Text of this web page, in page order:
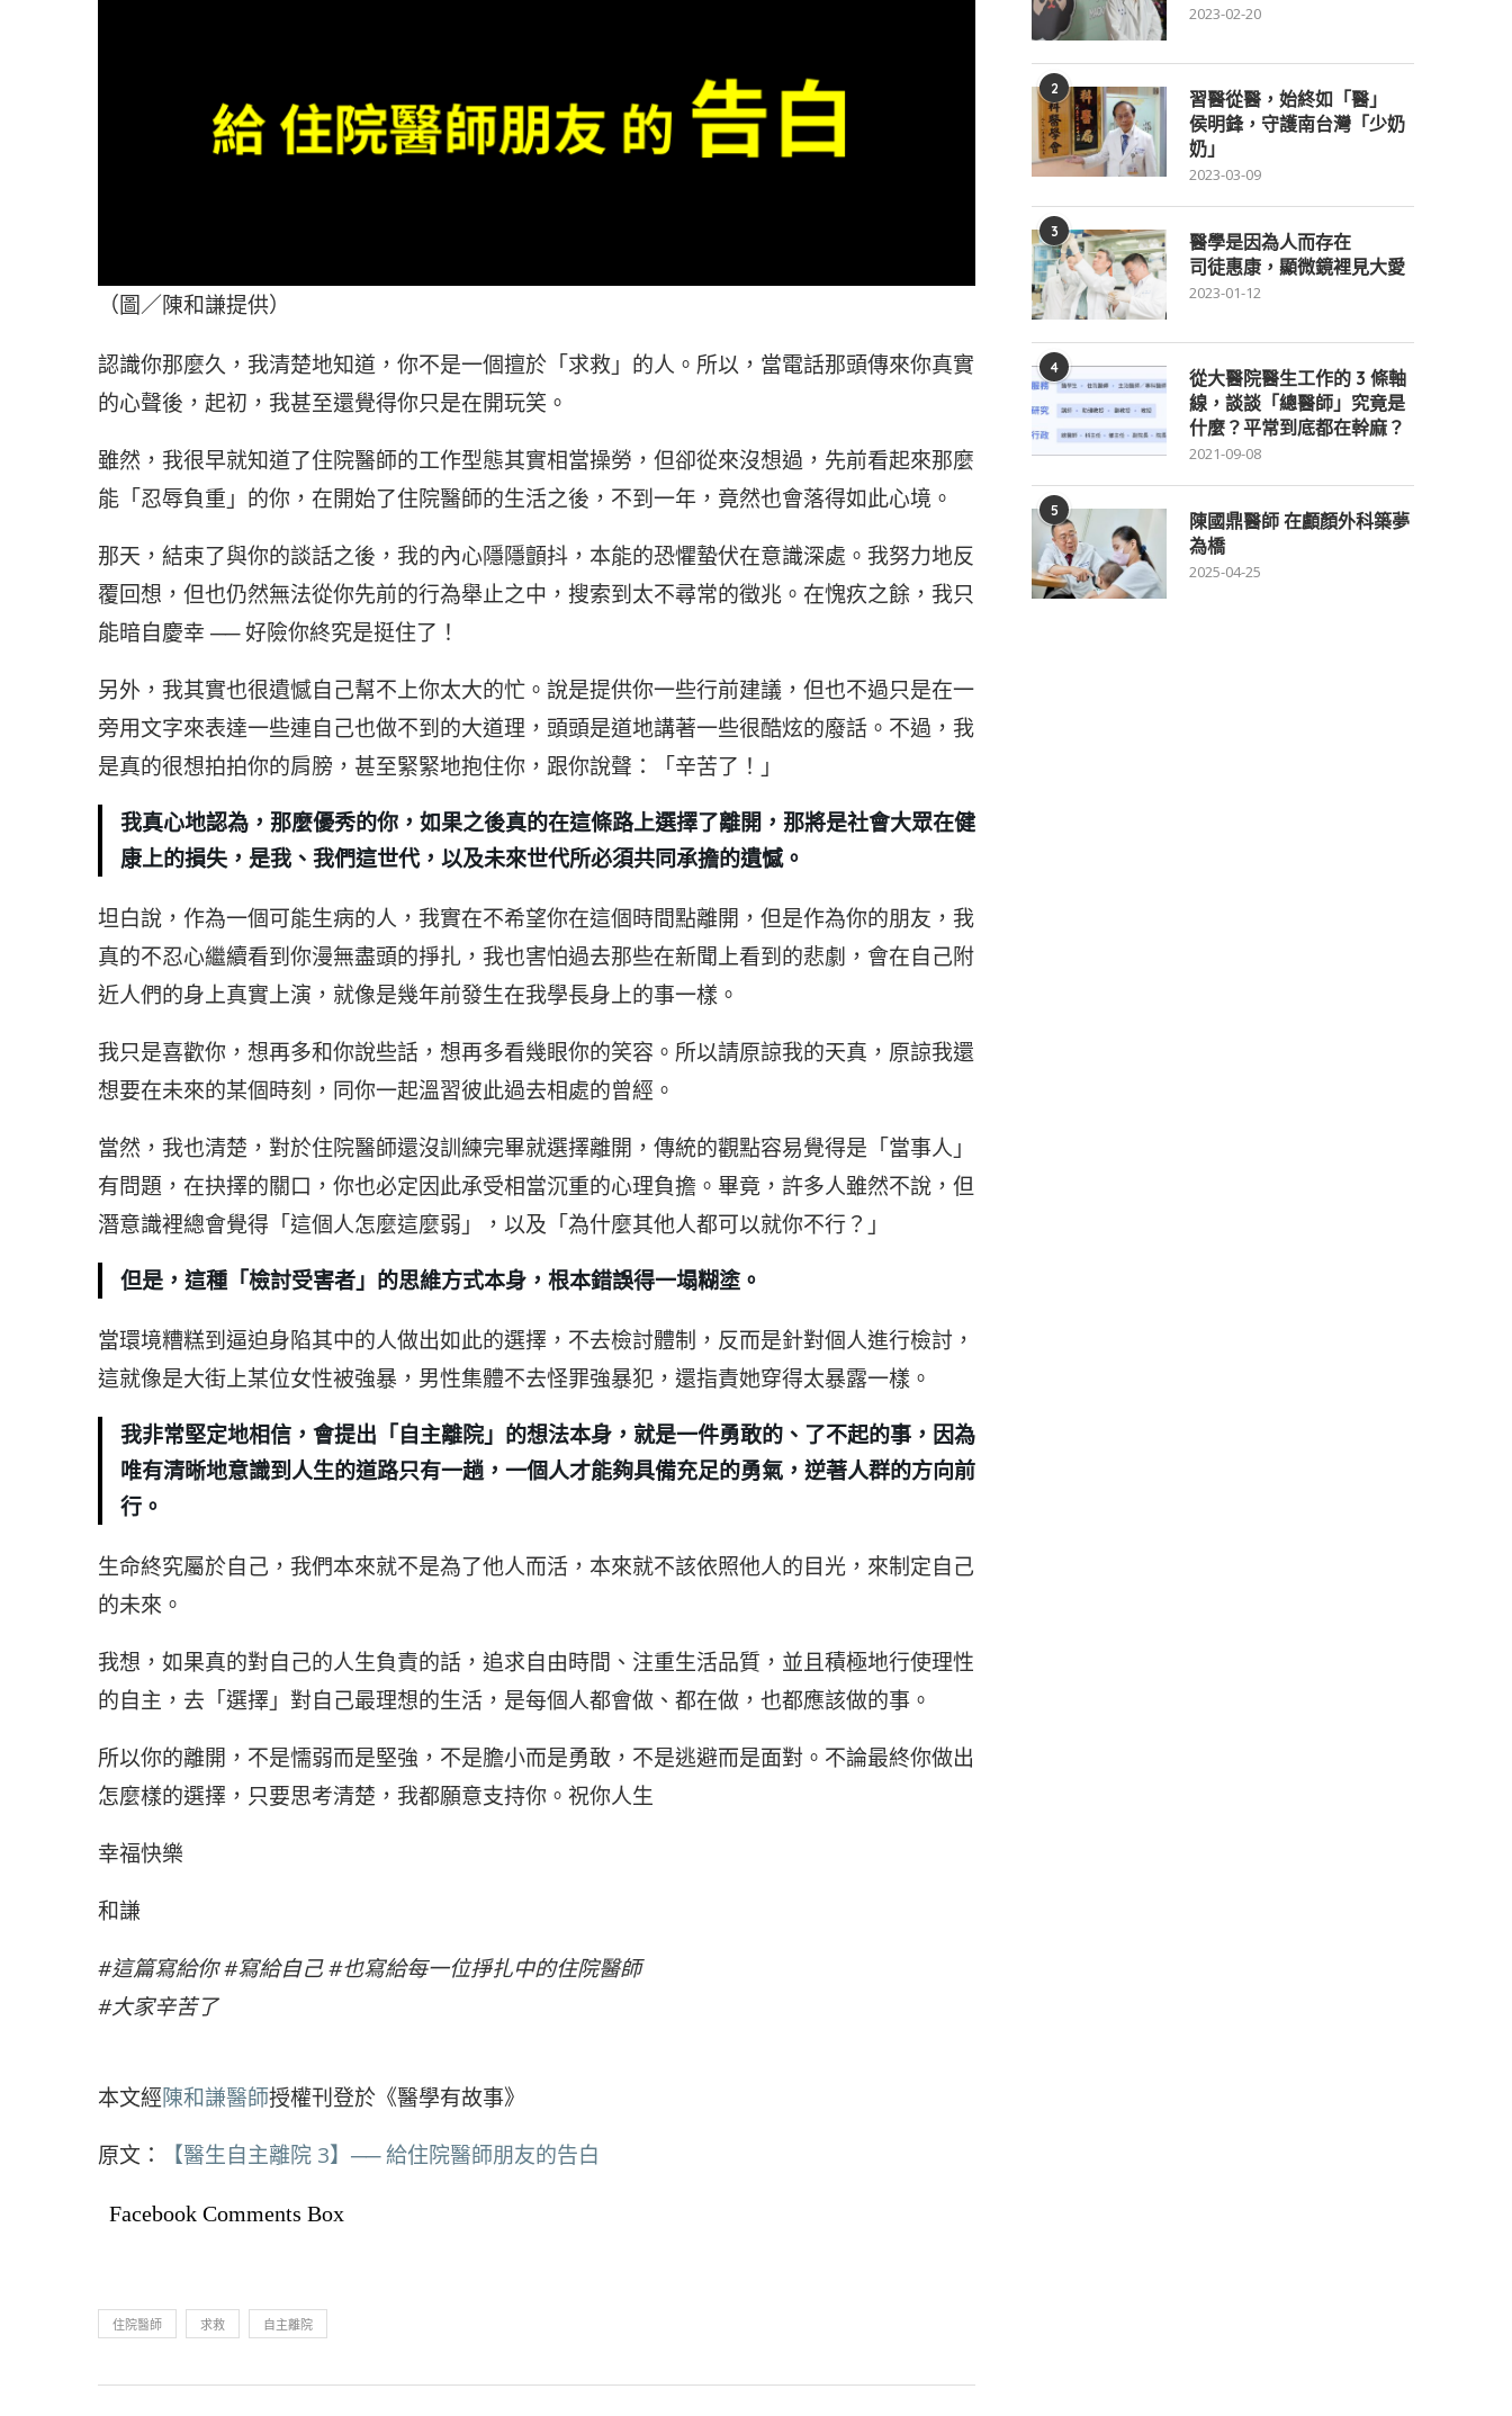
（圖／陳和謙提供）
認識你那麼久，我清楚地知道，你不是一個擅於「求救」的人。所以，當電話那頭傳來你真實
的心聲後，起初，我甚至還覺得你只是在開玩笑。
雖然，我很早就知道了住院醫師的工作型態其實相當操勞，但卻從來沒想過，先前看起來那麼
能「忍辱負重」的你，在開始了住院醫師的生活之後，不到一年，竟然也會落得如此心境。
那天，結束了與你的談話之後，我的內心隱隱顫抖，本能的恐懼蟄伏在意識深處。我努力地反
覆回想，但也仍然無法從你先前的行為舉止之中，搜索到太不尋常的徵兆。在愧疚之餘，我只
能暗自慶幸 ── 好險你終究是挺住了！
另外，我其實也很遺憾自己幫不上你太大的忙。說是提供你一些行前建議，但也不過只是在一
旁用文字來表達一些連自己也做不到的大道理，頭頭是道地講著一些很酷炫的廢話。不過，我
是真的很想拍拍你的肩膀，甚至緊緊地抱住你，跟你說聲：「辛苦了！」
我真心地認為，那麼優秀的你，如果之後真的在這條路上選擇了離開，那將是社會大眾在健
康上的損失，是我、我們這世代，以及未來世代所必須共同承擔的遺憾。
坦白說，作為一個可能生病的人，我實在不希望你在這個時間點離開，但是作為你的朋友，我
真的不忍心繼續看到你漫無盡頭的掙扎，我也害怕過去那些在新聞上看到的悲劇，會在自己附
近人們的身上真實上演，就像是幾年前發生在我學長身上的事一樣。
我只是喜歡你，想再多和你說些話，想再多看幾眼你的笑容。所以請原諒我的天真，原諒我還
想要在未來的某個時刻，同你一起溫習彼此過去相處的曾經。
當然，我也清楚，對於住院醫師還沒訓練完畢就選擇離開，傳統的觀點容易覺得是「當事人」
有問題，在抉擇的關口，你也必定因此承受相當沉重的心理負擔。畢竟，許多人雖然不說，但
潛意識裡總會覺得「這個人怎麼這麼弱」，以及「為什麼其他人都可以就你不行？」
但是，這種「檢討受害者」的思維方式本身，根本錯誤得一塌糊塗。
當環境糟糕到逼迫身陷其中的人做出如此的選擇，不去檢討體制，反而是針對個人進行檢討，
這就像是大街上某位女性被強暴，男性集體不去怪罪強暴犯，還指責她穿得太暴露一樣。
我非常堅定地相信，會提出「自主離院」的想法本身，就是一件勇敢的、了不起的事，因為
唯有清晰地意識到人生的道路只有一趟，一個人才能夠具備充足的勇氣，逆著人群的方向前
行。
生命終究屬於自己，我們本來就不是為了他人而活，本來就不該依照他人的目光，來制定自己
的未來。
我想，如果真的對自己的人生負責的話，追求自由時間、注重生活品質，並且積極地行使理性
的自主，去「選擇」對自己最理想的生活，是每個人都會做、都在做，也都應該做的事。
所以你的離開，不是懦弱而是堅強，不是膽小而是勇敢，不是逃避而是面對。不論最終你做出
怎麼樣的選擇，只要思考清楚，我都願意支持你。祝你人生
幸福快樂
和謙
#這篇寫給你 #寫給自己 #也寫給每一位掙扎中的住院醫師
#大家辛苦了
本文經陳和謙醫師授權刊登於《醫學有故事》
原文：
【醫生自主離院 3】── 給住院醫師朋友的告白
Facebook Comments Box
住院醫師 求救 自主離院
2023-02-20
2
習醫從醫，始終如「醫」
侯明鋒，守護南台灣「少奶
奶」
2023-03-09
3
醫學是因為人而存在
司徒惠康，顯微鏡裡見大愛
2023-01-12
4
從大醫院醫生工作的 3 條軸
線，談談「總醫師」究竟是
什麼？平常到底都在幹麻？
2021-09-08
5
陳國鼎醫師 在顱顏外科築夢
為橋
2025-04-25